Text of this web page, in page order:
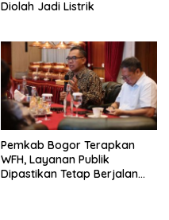
Diolah Jadi Listrik
Pemkab Bogor Terapkan
WFH, Layanan Publik
Dipastikan Tetap Berjalan